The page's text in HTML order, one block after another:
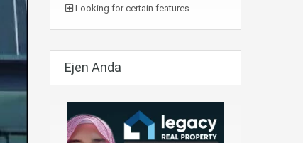
Looking for certain features
Ejen Anda